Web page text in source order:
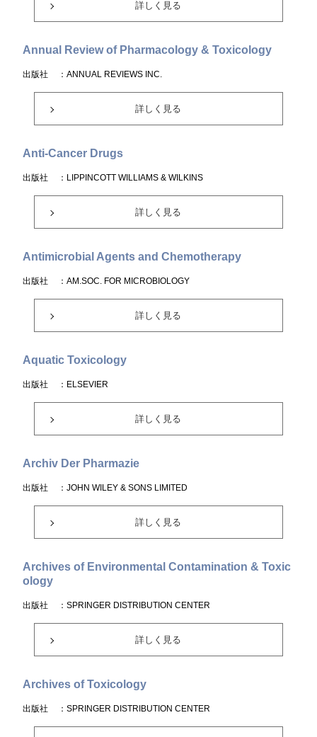
詳しく見る
Annual Review of Pharmacology & Toxicology
出版社 ：ANNUAL REVIEWS INC.
詳しく見る
Anti-Cancer Drugs
出版社 ：LIPPINCOTT WILLIAMS & WILKINS
詳しく見る
Antimicrobial Agents and Chemotherapy
出版社 ：AM.SOC. FOR MICROBIOLOGY
詳しく見る
Aquatic Toxicology
出版社 ：ELSEVIER
詳しく見る
Archiv Der Pharmazie
出版社 ：JOHN WILEY & SONS LIMITED
詳しく見る
Archives of Environmental Contamination & Toxic
ology
出版社 ：SPRINGER DISTRIBUTION CENTER
詳しく見る
Archives of Toxicology
出版社 ：SPRINGER DISTRIBUTION CENTER